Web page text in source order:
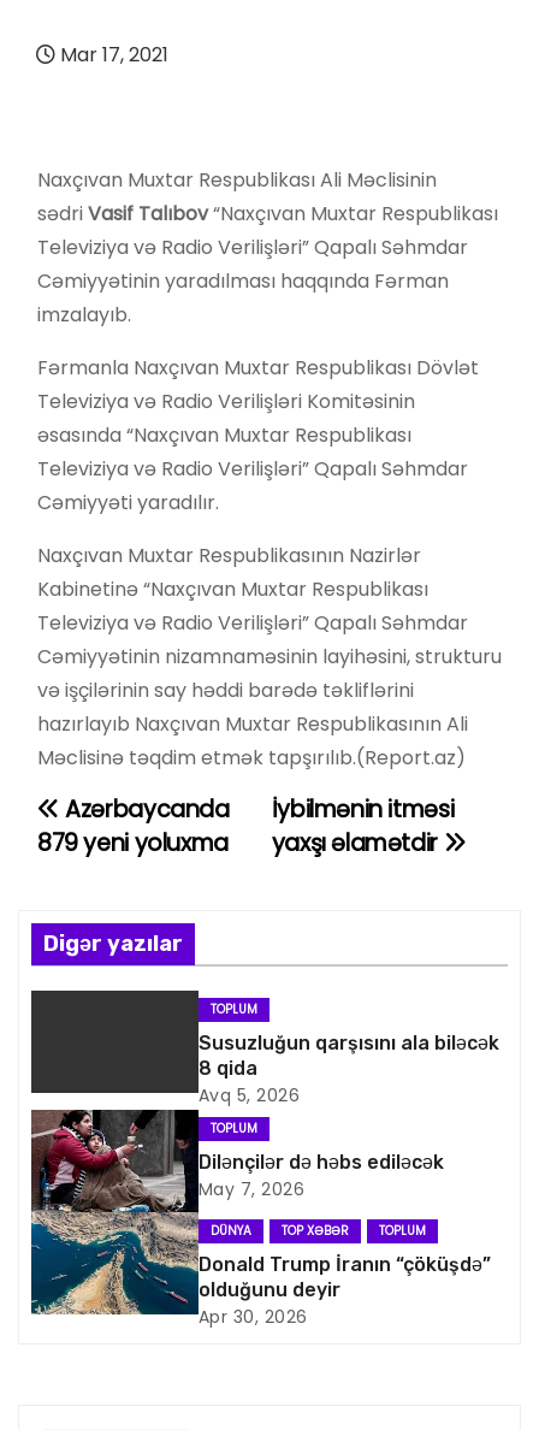
Mar 17, 2021
Naxçıvan Muxtar Respublikası Ali Məclisinin
sədriVasif Talıbov“Naxçıvan Muxtar Respublikası
Televiziya və Radio Verilişləri” Qapalı Səhmdar
Cəmiyyətinin yaradılması haqqında Fərman
imzalayıb.
Fərmanla Naxçıvan Muxtar Respublikası Dövlət
Televiziya və Radio Verilişləri Komitəsinin
əsasında “Naxçıvan Muxtar Respublikası
Televiziya və Radio Verilişləri” Qapalı Səhmdar
Cəmiyyəti yaradılır.
Naxçıvan Muxtar Respublikasının Nazirlər
Kabinetinə “Naxçıvan Muxtar Respublikası
Televiziya və Radio Verilişləri” Qapalı Səhmdar
Cəmiyyətinin nizamnaməsinin layihəsini, strukturu
və işçilərinin say həddi barədə təkliflərini
hazırlayıb Naxçıvan Muxtar Respublikasının Ali
Məclisinə təqdim etmək tapşırılıb.(Report.az)
Y
z
ı
v
i
q
a
s
İybilmənin itməsi
yaxşı əlamətdir
Azərbaycanda
879 yeni yoluxma
Digər yazılar
TOPLUM
Susuzluğun qarşısını ala biləcək
8 qida
Avq 5, 2026
TOPLUM
Dilənçilər də həbs ediləcək
May 7, 2026
DÜNYA TOP XƏBƏR TOPLUM
Donald Trump İranın “çöküşdə”
olduğunu deyir
Apr 30, 2026